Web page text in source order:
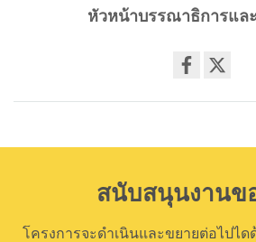
หัวหน้าบรรณาธิการแล
สนับสนุนงานข
โครงการจะดำเนินและขยายต่อไปไ